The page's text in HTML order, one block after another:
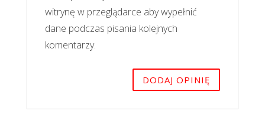
witrynę w przeglądarce aby wypełnić
dane podczas pisania kolejnych
komentarzy.